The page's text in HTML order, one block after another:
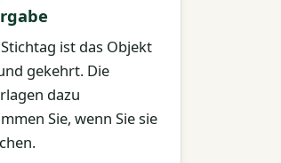
ist das Objekt
gekehrt. Die
dazu
Sie, wenn Sie sie